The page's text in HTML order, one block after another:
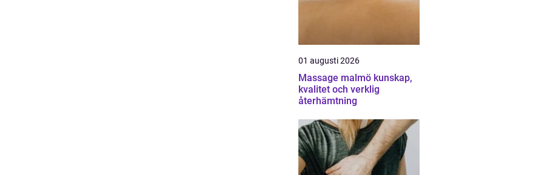
01 augusti 2026
Massage malmö kunskap,
kvalitet och verklig
återhämtning